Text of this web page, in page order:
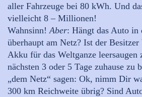
aller Fahrzeuge bei 80 kWh. Und
vielleicht 8 – Millionen!
Wahnsinn!Aber: Hängt das Auto
überhaupt am Netz? Ist der
Akku für das Weltganze leersaugen
nächsten 3 oder 5 Tage zuhause zu
„dem Netz“ sagen: Ok, nimm Dir
300 km Reichweite übrig? Sind